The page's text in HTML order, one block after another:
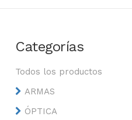
Categorías
Todos los productos
ARMAS
ÓPTICA